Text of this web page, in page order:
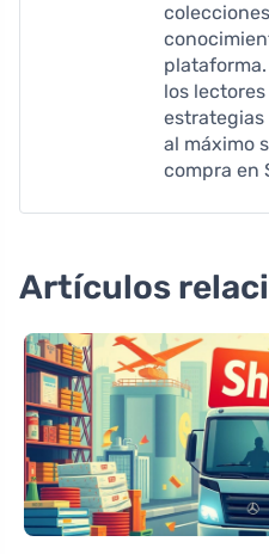
los
al máximo
compra en
Artículos